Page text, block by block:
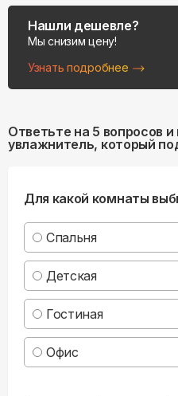
Нашли дешевле?
Мы снизим цену!
Узнать подробнее
Ответьте на 5 вопросов
увлажнитель, который
Для какой комнаты
Спальня
Детская
Гостиная
Офис